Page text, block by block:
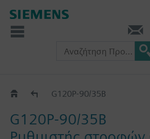
G120P..5BG120P-90/35B
G120P-90/35B